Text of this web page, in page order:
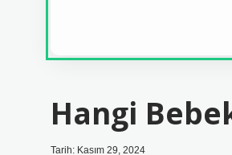
Hangi
Tarih: Kasım 29, 2024